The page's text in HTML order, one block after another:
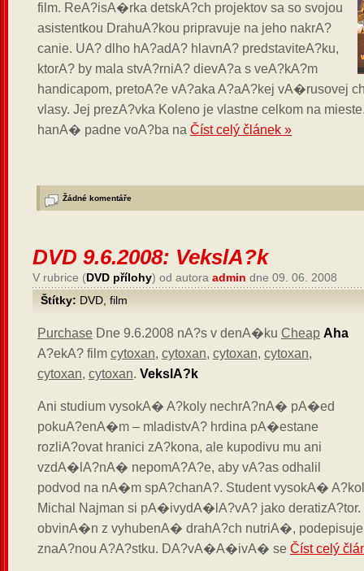
film. ReA?isA�rka detskA?ch projektov sa so svojou
asistentkou DrahuA?kou pripravuje na jeho nakrA?
canie. UA? dlho hA?adA? hlavnA? predstaviteA?ku,
ktorA? by mala stvA?rniA? dievA?a s veA?kA?m
handicapom, pretoA?e vA?aka A?aA?kej vA�rusovej
vlasy. Jej prezA?vka Koleno je vlastne celkom na
hanA� padne voA?ba na Číst celý článek »
Žádné komentáře
DVD 9.6.2008: VekslA?k
V rubrice (DVD přílohy) od autora admin dne 09. 06. 2008
Štítky: DVD film
Purchase Dne 9.6.2008 nA?s v denA�ku Cheap Aha
A?ekA? film cytoxan, cytoxan, cytoxan, cytoxan,
cytoxan, cytoxan. VekslA?k
Ani studium vysokA� A?koly nechrA?nA� pA�ed
pokuA?enA�m – mladistvA? hrdina pA�estane
rozliA?ovat hranici zA?kona, ale kupodivu mu ani
vzdA�lA?nA� nepomA?A?e, aby vA?as odhalil
podvod na nA�m spA?chanA?. Student vysokA�
Michal Najman si pA�ivydA�lA?vA? jako
obvinA�n z vyhubenA� drahA?ch nutriA�, podepisuje
znaA?nou A?A?stku. DA?vA�A�ivA� se Číst celý